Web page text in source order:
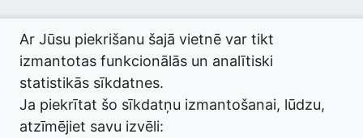
© 2026 termini.gov.lv. Izstrādātājs:Tilde.
Ar Jūsu piekrišanu šajā vietnē var tikt
izmantotas funkcionālās un analītiski
statistikās sīkdatnes.
Ja piekrītat šo sīkdatņu izmantošanai, lūdzu,
atzīmējiet savu izvēli: